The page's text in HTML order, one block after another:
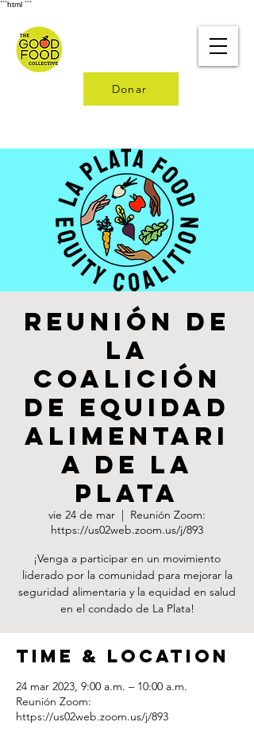
```html ```
Donar
Reunión de
la
Coalición
de Equidad
Alimentari
a de La
Plata
vie 24 de mar
  |
Reunión Zoom:
https://us02web.zoom.us/j/893
¡Venga a participar en un movimiento
liderado por la comunidad para mejorar la
seguridad alimentaria y la equidad en salud
en el condado de La Plata!
Time & Location
24 mar 2023, 9:00 a.m. – 10:00 a.m.
Reunión Zoom:
https://us02web.zoom.us/j/893